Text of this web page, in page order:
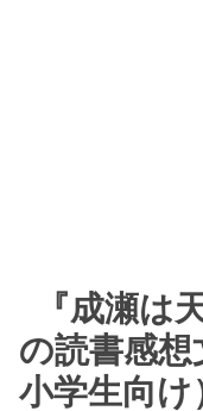
『成瀬は
の読書感
小学生向け